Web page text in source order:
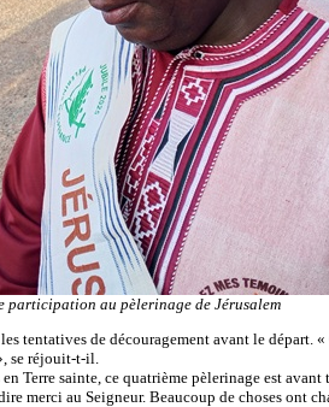
participation au pèlerinage de Jérusalem
tentatives de découragement avant le départ.
se réjouit-t-il.
Terre sainte, ce quatrième pèlerinage est
merci au Seigneur. Beaucoup de choses ont